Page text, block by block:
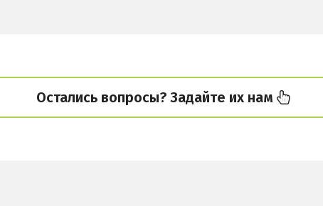
Остались вопросы? Задайте их нам